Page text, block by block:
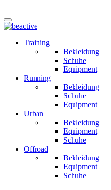
Training
Bekleidung
Schuhe
Equipment
Running
Bekleidung
Schuhe
Equipment
Urban
Bekleidung
Equipment
Schuhe
Offroad
Bekleidung
Equipment
Schuhe